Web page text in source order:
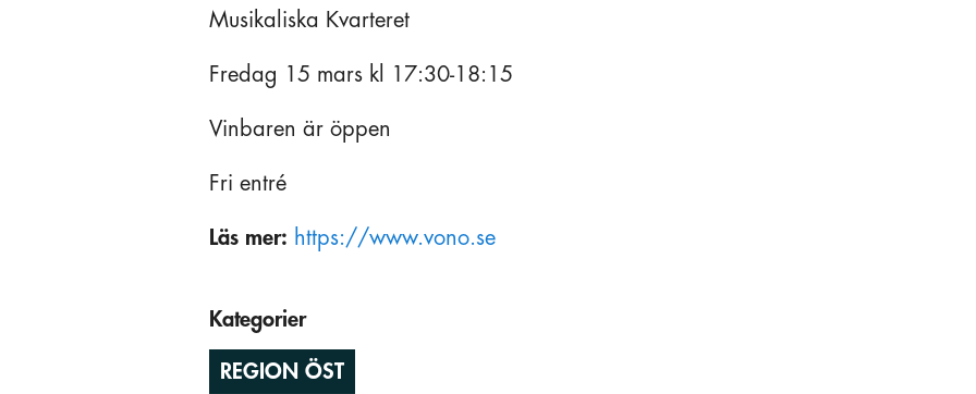
Musikaliska Kvarteret
Fredag 15 mars kl 17:30-18:15
Vinbaren är öppen
Fri entré
Läs mer: https://www.vono.se
Kategorier
REGION ÖST